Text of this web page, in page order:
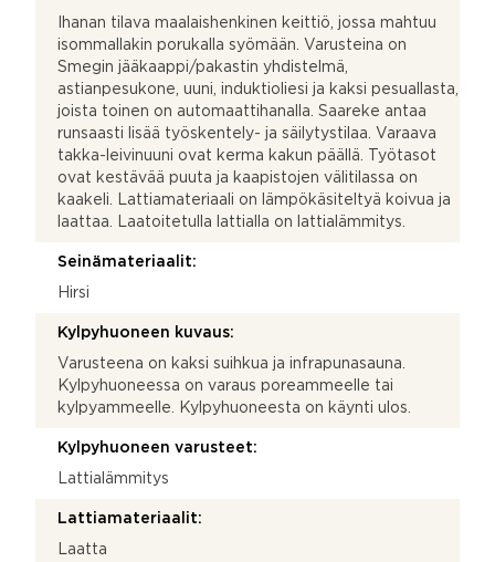
Ihanan tilava maalaishenkinen keittiö, jossa mahtuu
isommallakin porukalla syömään. Varusteina on
Smegin jääkaappi/pakastin yhdistelmä,
astianpesukone, uuni, induktioliesi ja kaksi pesuallasta,
joista toinen on automaattihanalla. Saareke antaa
runsaasti lisää työskentely- ja säilytystilaa. Varaava
takka-leivinuuni ovat kerma kakun päällä. Työtasot
ovat kestävää puuta ja kaapistojen välitilassa on
kaakeli. Lattiamateriaali on lämpökäsiteltyä koivua ja
laattaa. Laatoitetulla lattialla on lattialämmitys.
Seinämateriaalit:
Hirsi
Kylpyhuoneen kuvaus:
Varusteena on kaksi suihkua ja infrapunasauna.
Kylpyhuoneessa on varaus poreammeelle tai
kylpyammeelle. Kylpyhuoneesta on käynti ulos.
Kylpyhuoneen varusteet:
Lattialämmitys
Lattiamateriaalit:
Laatta